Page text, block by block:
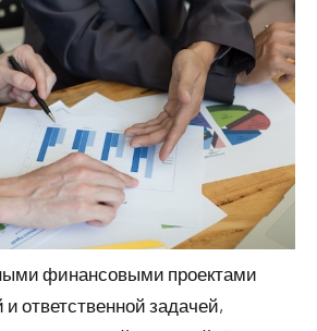
финансовыми проектами
ответственной задачей,